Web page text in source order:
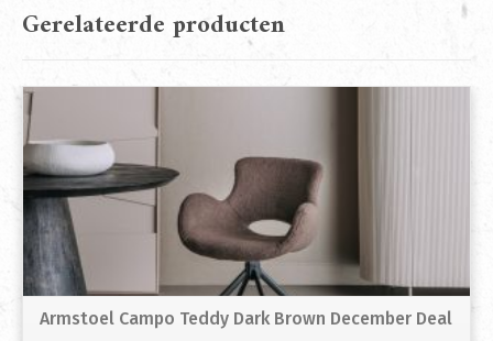
Gerelateerde producten
Armstoel Campo Teddy Dark Brown December Deal